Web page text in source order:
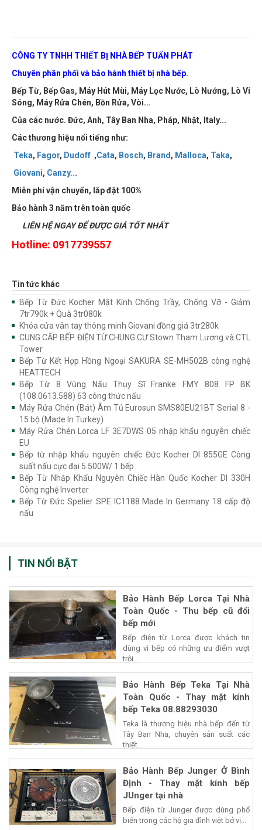
CÔNG TY TNHH THIẾT BỊ NHÀ BẾP TUẤN PHÁT
Chuyên phân phối và bảo hành thiết bị nhà bếp.
Bếp Từ, Bếp Gas, Máy Hút Mùi, Máy Lọc Nước, Lò Nướng, Lò Vi
Sóng, Máy Rửa Chén, Bồn Rửa, Vòi...
Của các nước. Đức, Anh, Tây Ban Nha, Pháp, Nhật, Italy...
Các thương hiệu nổi tiếng như:
Teka, Fagor, Dudoff ,Cata, Bosch, Brand, Malloca, Taka,
Giovani, Canzy...
Miễn phí vận chuyển, lắp đặt 100%
Bảo hành 3 năm trên toàn quốc
LIÊN HỆ NGAY ĐỂ ĐƯỢC GIÁ TỐT NHẤT
Hotline: 0917739557
Tin tức khác
Bếp Từ Đức Kocher Mặt Kính Chống Trầy, Chống Vỡ - Giảm
7tr790k + Quà 3tr080k
Khóa cửa vân tay thông minh Giovani đồng giá 3tr280k
CUNG CẤP BẾP ĐIỆN TỪ CHUNG CƯ Stown Tham Lương và CTL
Tower
Bếp Từ Kết Hợp Hồng Ngoại SAKURA SE-MH502B công nghệ
HEATTECH
Bếp Từ 8 Vùng Nấu Thụy Sĩ Franke FMY 808 FP BK
(108.0613.588) 63 công thức nấu
Máy Rửa Chén (Bát) Âm Tủ Eurosun SMS80EU21BT Serial 8 -
15 bộ (Made In Turkey)
Máy Rửa Chén Lorca LF 3E7DWS 05 nhập khẩu nguyên chiếc
EU
Bếp từ nhập khẩu nguyên chiếc Đức Kocher DI 855GE Công
suất nấu cực đại 5.500W/ 1 bếp
Bếp Từ Nhập Khẩu Nguyên Chiếc Hàn Quốc Kocher DI 330H
Công nghệ Inverter
Bếp Từ Đức Spelier SPE IC1188 Made In Germany 18 cấp độ
nấu
TIN NỔI BẬT
Bảo Hành Bếp Lorca Tại Nhà
Toàn Quốc - Thu bếp cũ đổi
bếp mới
Bếp điện từ Lorca được khách tin
dùng vì bếp có những ưu điểm vượt
trội...
Bảo Hành Bếp Teka Tại Nhà
Toàn Quốc - Thay mặt kính
bếp Teka 08.88293030
Teka là thương hiệu nhà bếp đến từ
Tây Ban Nha, chuyên sản suất các
thiết...
Bảo Hành Bếp Junger Ở Bình
Định - Thay mặt kính bếp
JUnger tại nhà
Bếp điện từ Junger được dùng phổ
biến trong các hộ gia đình việt bở vị...